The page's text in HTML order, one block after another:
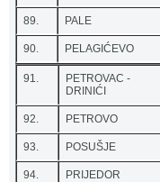
89. PALE
90. PELAGIĆEVO
91.
PETROVAC -
DRINIĆI
92. PETROVO
93. POSUŠJE
94. PRIJEDOR